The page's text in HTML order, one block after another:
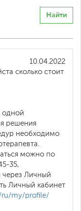
Найти
10.04.2022
сколько стоит
одной
решения
необходимо
можно по
35,
через Личный
Личный кабинет
ru/my/profile/